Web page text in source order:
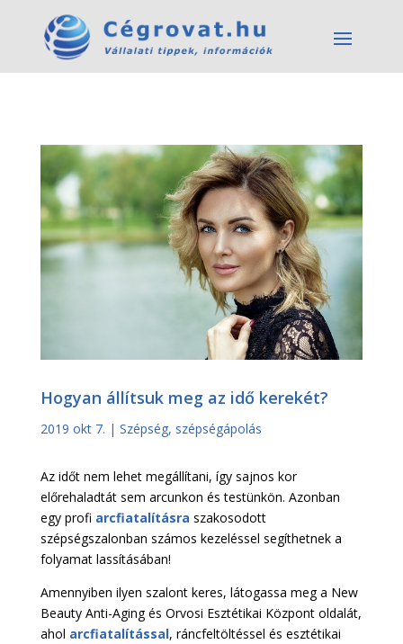
Hogyan állítsuk meg az idő kerekét?
2019 okt 7. | Szépség, szépségápolás
Az időt nem lehet megállítani, így sajnos kor
előrehaladtát sem arcunkon és testünkön. Azonban
egy profi arcfiatalításra szakosodott
szépségszalonban számos kezeléssel segíthetnek a
folyamat lassításában!
Amennyiben ilyen szalont keres, látogassa meg a New
Beauty Anti-Aging és Orvosi Esztétikai Központ oldalát,
ahol arcfiatalítással, ráncfeltöltéssel és esztétikai